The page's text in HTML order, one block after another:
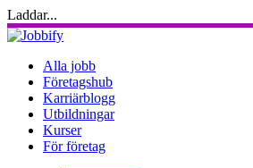
Laddar...
Alla jobb
Företagshub
Karriärblogg
Utbildningar
Kurser
För företag